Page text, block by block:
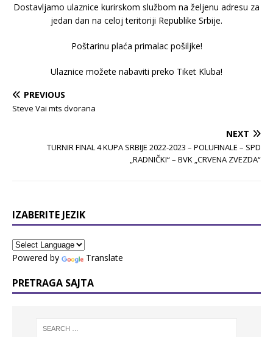
Dostavljamo ulaznice kurirskom službom na željenu adresu za
jedan dan na celoj teritoriji Republike Srbije.
Poštarinu plaća primalac pošiljke!
Ulaznice možete nabaviti preko Tiket Kluba!
PREVIOUS
Steve Vai mts dvorana
NEXT
TURNIR FINAL 4 KUPA SRBIJE 2022-2023 – POLUFINALE – SPD
„RADNIČKI“ – BVK „CRVENA ZVEZDA“
IZABERITE JEZIK
Powered by Translate
PRETRAGA SAJTA